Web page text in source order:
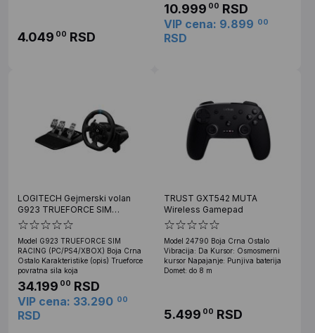
4.049 00 RSD
10.999 00 RSD
VIP cena: 9.899 00
RSD
LOGITECH Gejmerski volan
G923 TRUEFORCE SIM
RACING (PC/PS4)
Model G923 TRUEFORCE SIM
RACING (PC/PS4/XBOX) Boja Crna
Ostalo Karakteristike (opis) Trueforce
povratna sila koja
34.199 00 RSD
VIP cena: 33.290 00
RSD
TRUST GXT542 MUTA
Wireless Gamepad
Model 24790 Boja Crna Ostalo
Vibracija: Da Kursor: Osmosmerni
kursor Napajanje: Punjiva baterija
Domet: do 8 m
5.499 00 RSD